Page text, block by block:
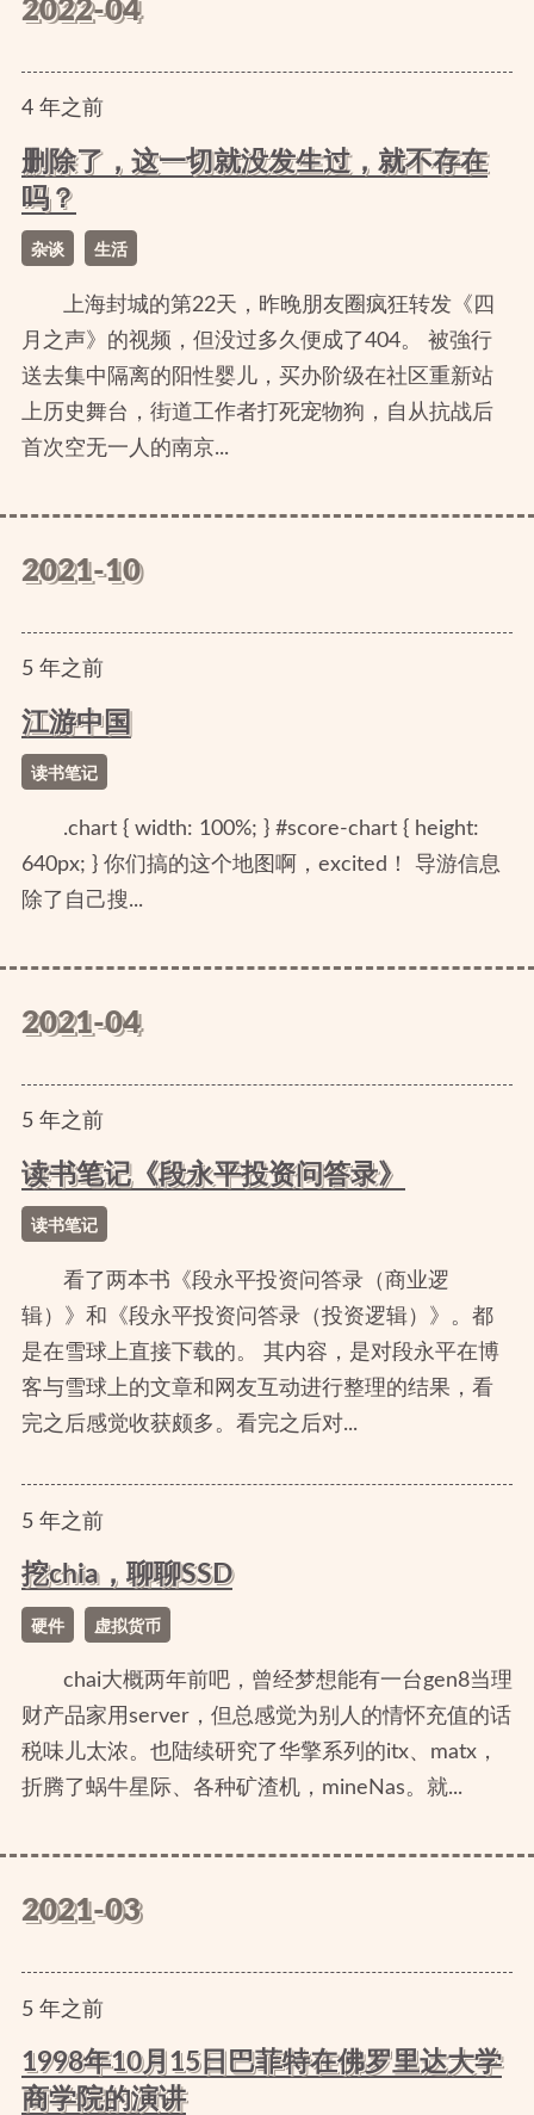
2022-04
4年之前
删除了，这一切就没发生过，就不存在
吗？
杂谈 生活
上海封城的第22天，昨晚朋友圈疯狂转发《四
月之声》的视频，但没过多久便成了404。 被強行
送去集中隔离的阳性婴儿，买办阶级在社区重新站
上历史舞台，街道工作者打死宠物狗，自从抗战后
首次空无一人的南京...
2021-10
5年之前
江游中国
读书笔记
.chart { width: 100%; } #score-chart { height:
640px; } 你们搞的这个地图啊，excited！ 导游信息
除了自己搜...
2021-04
5年之前
读书笔记《段永平投资问答录》
读书笔记
看了两本书《段永平投资问答录（商业逻
辑）》和《段永平投资问答录（投资逻辑）》。都
是在雪球上直接下载的。 其内容，是对段永平在博
客与雪球上的文章和网友互动进行整理的结果，看
完之后感觉收获颇多。看完之后对...
5年之前
挖chia，聊聊SSD
硬件 虚拟货币
chai大概两年前吧，曾经梦想能有一台gen8当理
财产品家用server，但总感觉为别人的情怀充值的话
税味儿太浓。也陆续研究了华擎系列的itx、matx，
折腾了蜗牛星际、各种矿渣机，mineNas。就...
2021-03
5年之前
1998年10月15日巴菲特在佛罗里达大学
商学院的演讲